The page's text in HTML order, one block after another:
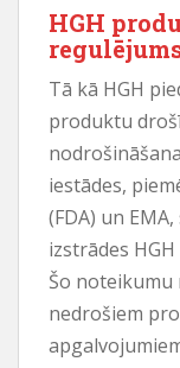
HGH
Tā kā HGH
produktu
iestādes,
(FDA) un
izstrādes
Šo
nedrošiem